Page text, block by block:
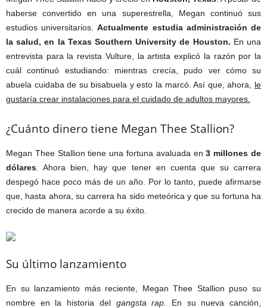
haberse convertido en una superestrella, Megan continuó sus
estudios universitarios.Actualmente estudia administración de
la salud, en la Texas Southern University de Houston. En una
entrevista para la revista Vulture, la artista explicó la razón por la
cuál continuó estudiando: mientras crecía, pudo ver cómo su
abuela cuidaba de su bisabuela y esto la marcó. Así que, ahora, le
gustaría crear instalaciones para el cuidado de adultos mayores.
¿Cuánto dinero tiene Megan Thee Stallion?
Megan Thee Stallion tiene una fortuna avaluada en3 millones de
dólares . Ahora bien, hay que tener en cuenta que su carrera
despegó hace poco más de un año. Por lo tanto, puede afirmarse
que, hasta ahora, su carrera ha sido meteórica y que su fortuna ha
crecido de manera acorde a su éxito.
Su último lanzamiento
En su lanzamiento más reciente, Megan Thee Stallion puso su
nombre en la historia del gangsta rap. En su nueva canción,